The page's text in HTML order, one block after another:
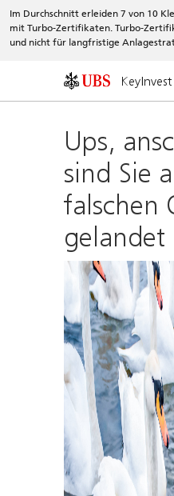
Im Durchschnitt erleiden 7 von 10
mit Turbo-Zertifikaten. Turbo-
und nicht für langfristige
KeyInvest
Ups,
sind Sie
falschen
gelandet